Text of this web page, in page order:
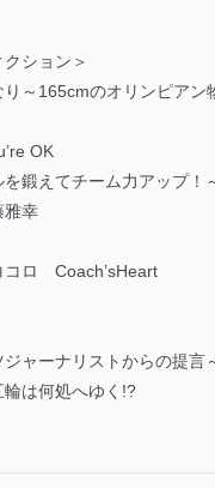
クション＞
り～165cmのオリンピアン
OK
を鍛えてチーム力アップ
雅幸
コロ Coach’sHeart
ジャーナリストからの提言
輪は何処へゆく!?